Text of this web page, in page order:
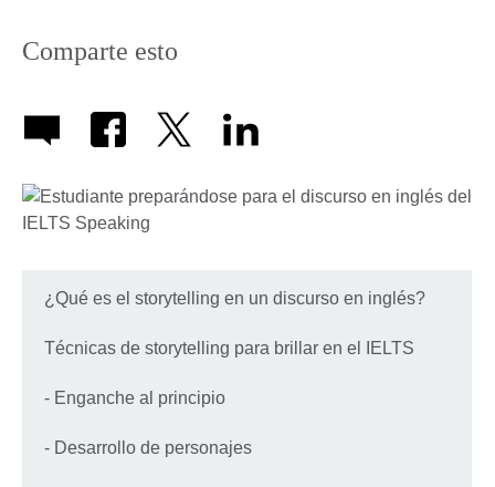
Comparte esto
¿Qué es el storytelling en un discurso en inglés?
Técnicas de storytelling para brillar en el IELTS
- Enganche al principio
- Desarrollo de personajes